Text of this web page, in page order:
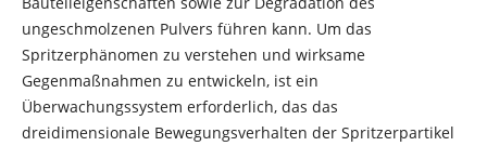
ungeschmolzenen Pulvers führen kann. Um das
Spritzerphänomen zu verstehen und wirksame
Gegenmaßnahmen zu entwickeln, ist ein
Überwachungssystem erforderlich, das das
dreidimensionale Bewegungsverhalten der Spritzerpartikel